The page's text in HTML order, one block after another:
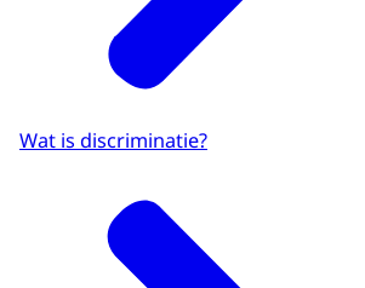
Wat is discriminatie?